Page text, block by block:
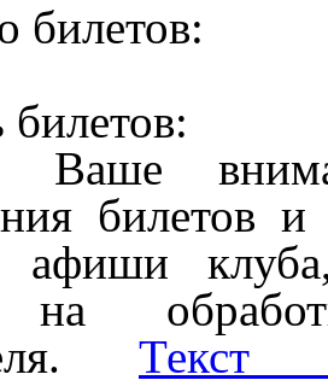
билетов:
Ваше
билетов
афиши
на
Текст